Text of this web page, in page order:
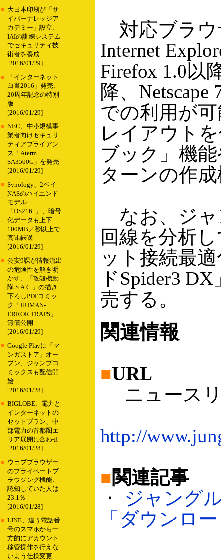
■ 大日本印刷が「サ
イバーナレッジア
カデミー」設立、
IAIの訓練システム
でセキュリティ技
術者を養成
[2016/01/29]
■
「インターネット
白書2016」発売、
20周年記念の特別
版
[2016/01/29]
■ NEC、中小規模事
業者向けセキュリ
ティアプライアン
ス「Aterm
SA3500G」を発売
[2016/01/29]
■ Synology、2ベイ
NASのハイエンド
モデル
「DS216+」、暗号
化データも上下
100MB／秒以上で
高速転送
[2016/01/29]
■ 公安9課が情報流出
の危険性を解き明
かす、「攻殻機動
隊 S.A.C.」の描き
下ろしPDFコミッ
ク「HUMAN-
ERROR TRAPS」
無償公開
[2016/01/29]
■ Google Playに「マ
ンガストア」オー
プン、ジャンプコ
ミックスも配信開
始
[2016/01/28]
■ BIGLOBE、電力と
インターネットの
セットプラン、中
部電力の首都圏エ
リア展開に合わせ
[2016/01/28]
■ ウェブブラウザー
のプライベートブ
ラウジング機能、
認知していた人は
23.1％
[2016/01/28]
■ LINE、違う電話番
号のスマホから一
方的にアカウント
移管操作を行えな
いよう仕様変更
対応ブラウ
Internet
Firefox 1.0以
降、
での利用が
レイアウト
ブック」機
ターンの作
なお、ジャ
回線を分析
ット接続最
ドSpider3
売する。
関連情報
■URL
ニュース
http://
■関連記事
・ ジャング
「ダウンロ